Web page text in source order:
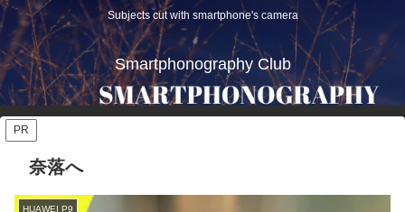
Subjects cut with smartphone's camera
Smartphonography Club
PR
奈落へ
HUAWEI P9